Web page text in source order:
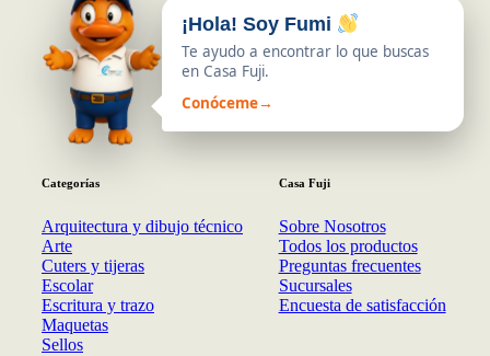
¡Hola! Soy Fumi
Te ayudo a encontrar lo que buscas
en Casa Fuji.
Conóceme→
Categorías
Arquitectura y dibujo técnico
Arte
Cuters y tijeras
Escolar
Escritura y trazo
Maquetas
Sellos
Casa Fuji
Sobre Nosotros
Todos los productos
Preguntas frecuentes
Sucursales
Encuesta de satisfacción